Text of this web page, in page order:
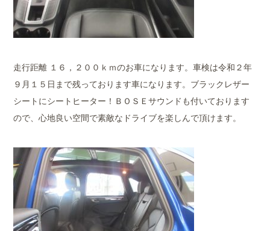
走行距離 １６，２００ｋｍのお車になります。車検は令和２年
９月１５日まで残っております車になります。ブラックレザー
シートにシートヒーター！ＢＯＳＥサウンドも付いております
ので、心地良い空間で素敵なドライブを楽しんで頂けます。